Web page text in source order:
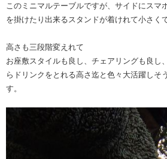
このミニマルテーブルですが、サイドにスマ
を掛けたり出来るスタンドが着けれて小さく
高さも三段階変えれて
お座敷スタイルも良し、チェアリングも良し
らドリンクをとれる高さ迄と色々大活躍しそ
す。